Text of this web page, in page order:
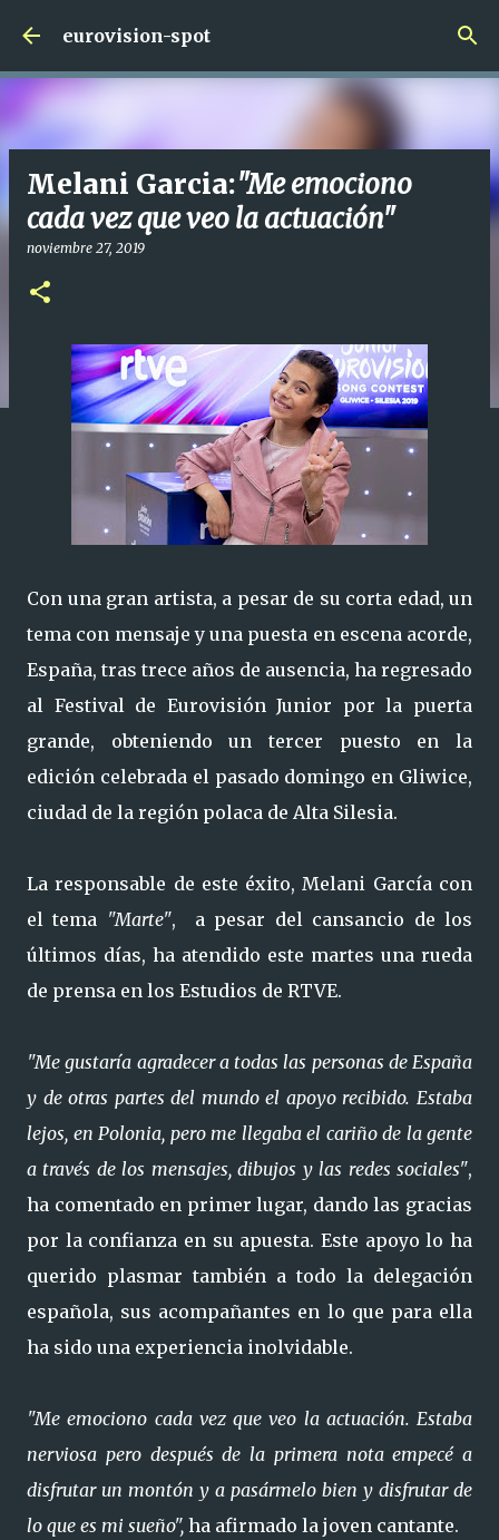
Ir al contenido principal
eurovision-spot
Melani Garcia:"Me emociono
cada vez que veo la actuación"
noviembre 27, 2019
Con una gran artista, a pesar de su corta edad, un
tema con mensaje y una puesta en escena acorde,
España, tras trece años de ausencia, ha regresado
al Festival de Eurovisión Junior por la puerta
grande, obteniendo un tercer puesto en la
edición celebrada el pasado domingo en Gliwice,
ciudad de la región polaca de Alta Silesia.
La responsable de este éxito, Melani García con
el tema "Marte", a pesar del cansancio de los
últimos días, ha atendido este martes una rueda
de prensa en los Estudios de RTVE.
"Me gustaría agradecer a todas las personas de España
y de otras partes del mundo el apoyo recibido. Estaba
lejos, en Polonia, pero me llegaba el cariño de la gente
a través de los mensajes, dibujos y las redes sociales",
ha comentado en primer lugar, dando las gracias
por la confianza en su apuesta. Este apoyo lo ha
querido plasmar también a todo la delegación
española, sus acompañantes en lo que para ella
ha sido una experiencia inolvidable.
"Me emociono cada vez que veo la actuación. Estaba
nerviosa pero después de la primera nota empecé a
disfrutar un montón y a pasármelo bien y disfrutar de
lo que es mi sueño", ha afirmado la joven cantante.